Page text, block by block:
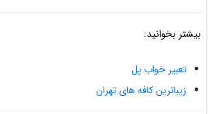
بیشتر بخوانید:
تعبیر خواب پل
زیباترین کافه های تهران